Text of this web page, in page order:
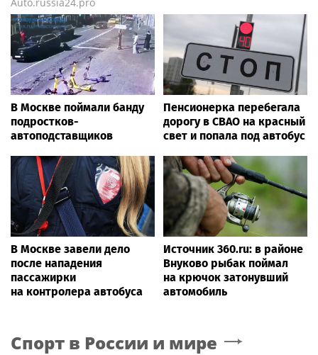
В Москве поймали банду
подростков-
автоподставщиков
Пенсионерка перебегала
дорогу в СВАО на красный
свет и попала под автобус
В Москве завели дело
после нападения
пассажирки
на контролера автобуса
Источник 360.ru: в районе
Внуково рыбак поймал
на крючок затонувший
автомобиль
Спорт в России и мире